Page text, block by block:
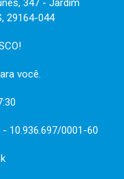
29164-044
você.
- 10.936.697/0001-60